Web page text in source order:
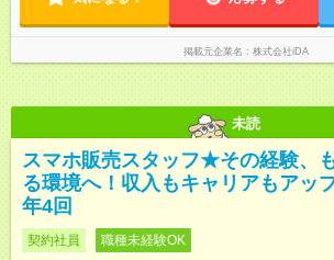
掲載元企業名 株式会社iDA
未読
スマホ販売スタッフ★その経験、
る環境へ！収入もキャリアもアッ
年4回
契約社員 職種未経験OK